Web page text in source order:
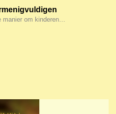
manier om kinderen…